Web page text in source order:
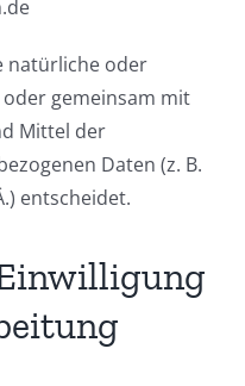
natürliche oder
gemeinsam mit
Mittel der
Daten (z. B.
entscheidet.